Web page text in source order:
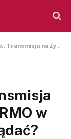
tv i ZA DARMO w internecie. Gdzie oglądać?
w